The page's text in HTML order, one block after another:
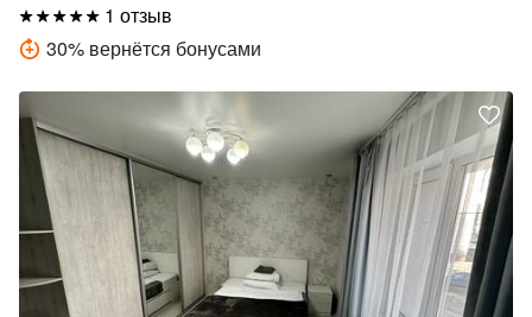
1 отзыв
30% вернётся бонусами